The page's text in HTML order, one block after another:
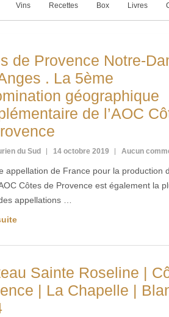
Vins Recettes Box Livres
de Provence Notre-
. La 5ème
géographique
de l’AOC
du Sud 14 octobre 2019 Aucun
appellation de France pour la production
Côtes de Provence est également la
appellations …
Sainte Roseline |
| La Chapelle |